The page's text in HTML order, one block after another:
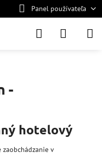
Panel používateľa
-
hotelový
v